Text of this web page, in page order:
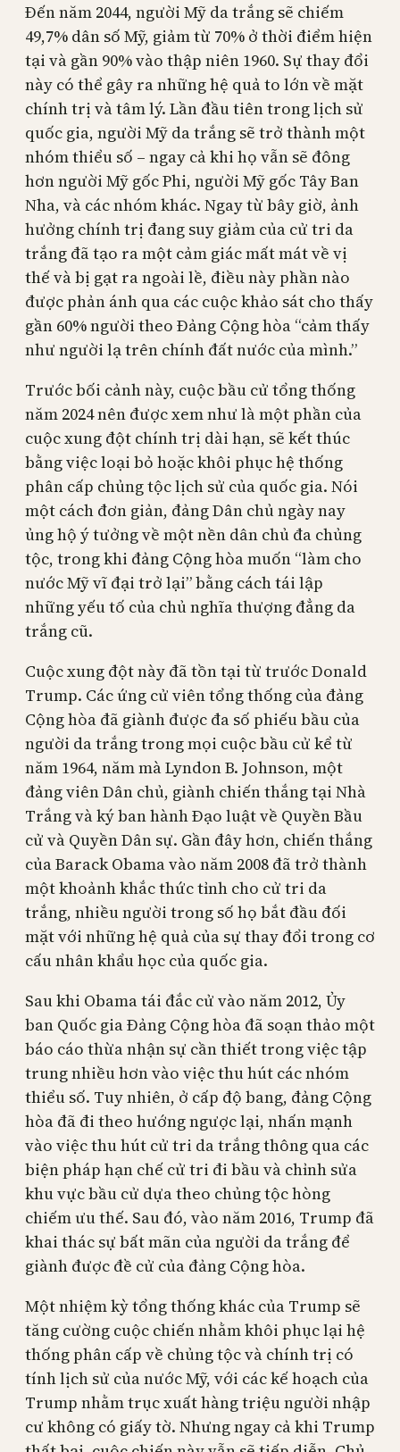
Đến năm 2044, người Mỹ da trắng sẽ chiếm
49,7% dân số Mỹ, giảm từ 70% ở thời điểm hiện
tại và gần 90% vào thập niên 1960. Sự thay đổi
này có thể gây ra những hệ quả to lớn về mặt
chính trị và tâm lý. Lần đầu tiên trong lịch sử
quốc gia, người Mỹ da trắng sẽ trở thành một
nhóm thiểu số – ngay cả khi họ vẫn sẽ đông
hơn người Mỹ gốc Phi, người Mỹ gốc Tây Ban
Nha, và các nhóm khác. Ngay từ bây giờ, ảnh
hưởng chính trị đang suy giảm của cử tri da
trắng đã tạo ra một cảm giác mất mát về vị
thế và bị gạt ra ngoài lề, điều này phần nào
được phản ánh qua các cuộc khảo sát cho thấy
gần 60% người theo Đảng Cộng hòa “cảm thấy
như người lạ trên chính đất nước của mình.”
Trước bối cảnh này, cuộc bầu cử tổng thống
năm 2024 nên được xem như là một phần của
cuộc xung đột chính trị dài hạn, sẽ kết thúc
bằng việc loại bỏ hoặc khôi phục hệ thống
phân cấp chủng tộc lịch sử của quốc gia. Nói
một cách đơn giản, đảng Dân chủ ngày nay
ủng hộ ý tưởng về một nền dân chủ đa chủng
tộc, trong khi đảng Cộng hòa muốn “làm cho
nước Mỹ vĩ đại trở lại” bằng cách tái lập
những yếu tố của chủ nghĩa thượng đẳng da
trắng cũ.
Cuộc xung đột này đã tồn tại từ trước Donald
Trump. Các ứng cử viên tổng thống của đảng
Cộng hòa đã giành được đa số phiếu bầu của
người da trắng trong mọi cuộc bầu cử kể từ
năm 1964, năm mà Lyndon B. Johnson, một
đảng viên Dân chủ, giành chiến thắng tại Nhà
Trắng và ký ban hành Đạo luật về Quyền Bầu
cử và Quyền Dân sự. Gần đây hơn, chiến thắng
của Barack Obama vào năm 2008 đã trở thành
một khoảnh khắc thức tỉnh cho cử tri da
trắng, nhiều người trong số họ bắt đầu đối
mặt với những hệ quả của sự thay đổi trong cơ
cấu nhân khẩu học của quốc gia.
Sau khi Obama tái đắc cử vào năm 2012, Ủy
ban Quốc gia Đảng Cộng hòa đã soạn thảo một
báo cáo thừa nhận sự cần thiết trong việc tập
trung nhiều hơn vào việc thu hút các nhóm
thiểu số. Tuy nhiên, ở cấp độ bang, đảng Cộng
hòa đã đi theo hướng ngược lại, nhấn mạnh
vào việc thu hút cử tri da trắng thông qua các
biện pháp hạn chế cử tri đi bầu và chỉnh sửa
khu vực bầu cử dựa theo chủng tộc hòng
chiếm ưu thế. Sau đó, vào năm 2016, Trump đã
khai thác sự bất mãn của người da trắng để
giành được đề cử của đảng Cộng hòa.
Một nhiệm kỳ tổng thống khác của Trump sẽ
tăng cường cuộc chiến nhằm khôi phục lại hệ
thống phân cấp về chủng tộc và chính trị có
tính lịch sử của nước Mỹ, với các kế hoạch của
Trump nhằm trục xuất hàng triệu người nhập
cư không có giấy tờ. Nhưng ngay cả khi Trump